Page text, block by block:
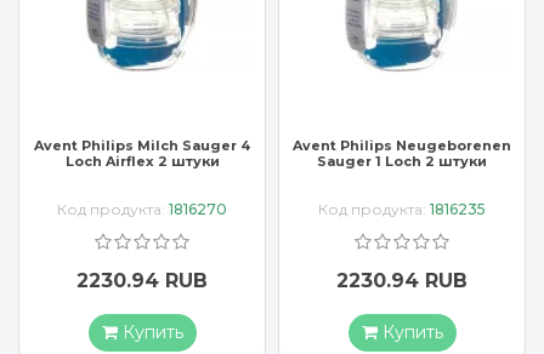
Avent Philips Milch Sauger 4
Loch Airflex 2 штуки
Код продукта: 1816270
2230.94 RUB
Купить
Avent Philips Neugeborenen
Sauger 1 Loch 2 штуки
Код продукта: 1816235
2230.94 RUB
Купить